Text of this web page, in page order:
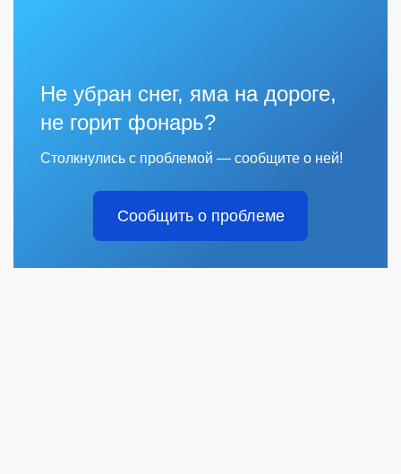
Не убран снег, яма на дороге,
не горит фонарь?
Столкнулись с проблемой — сообщите о ней!
Сообщить о проблеме